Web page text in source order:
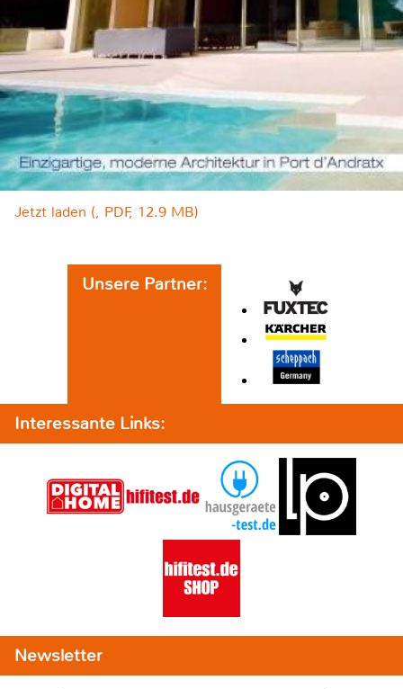
Jetzt laden (, PDF, 12.9 MB)
Unsere Partner:
Interessante Links:
Newsletter